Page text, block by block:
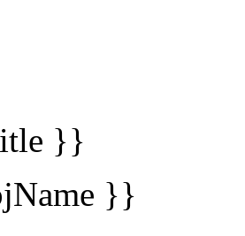
}}
}}